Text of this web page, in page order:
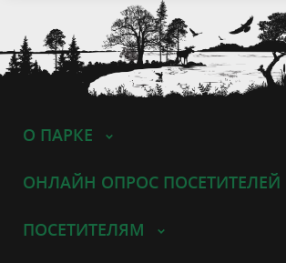
О ПАРКЕ
ОНЛАЙН ОПРОС ПОСЕТИТЕЛЕЙ
ПОСЕТИТЕЛЯМ